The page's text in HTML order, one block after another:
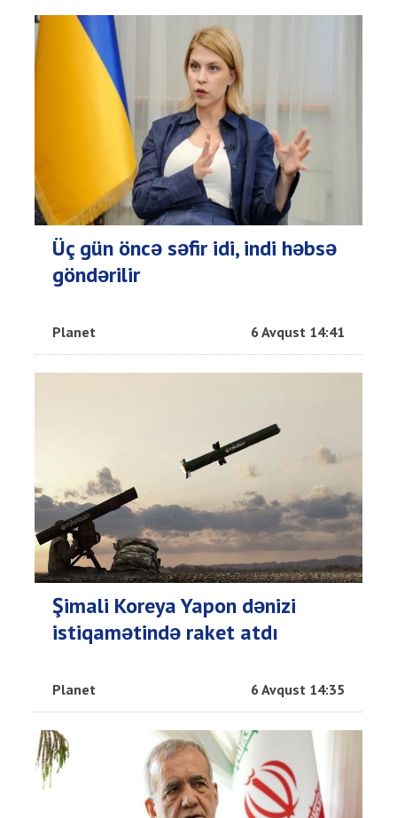
Üç gün öncə səfir idi, indi həbsə
göndərilir
Planet 6 Avqust 14:41
Şimali Koreya Yapon dənizi
istiqamətində raket atdı
Planet 6 Avqust 14:35